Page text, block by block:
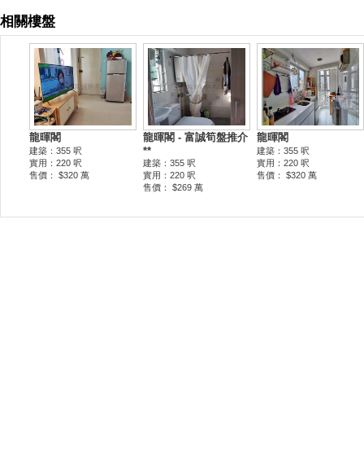
相關樓盤
龍暉閣
建築：355 呎
實用：220 呎
售價： $320 萬
龍暉閣 - 富誠筍盤推介
**
建築：355 呎
實用：220 呎
售價： $269 萬
龍暉閣
建築：355 呎
實用：220 呎
售價： $320 萬